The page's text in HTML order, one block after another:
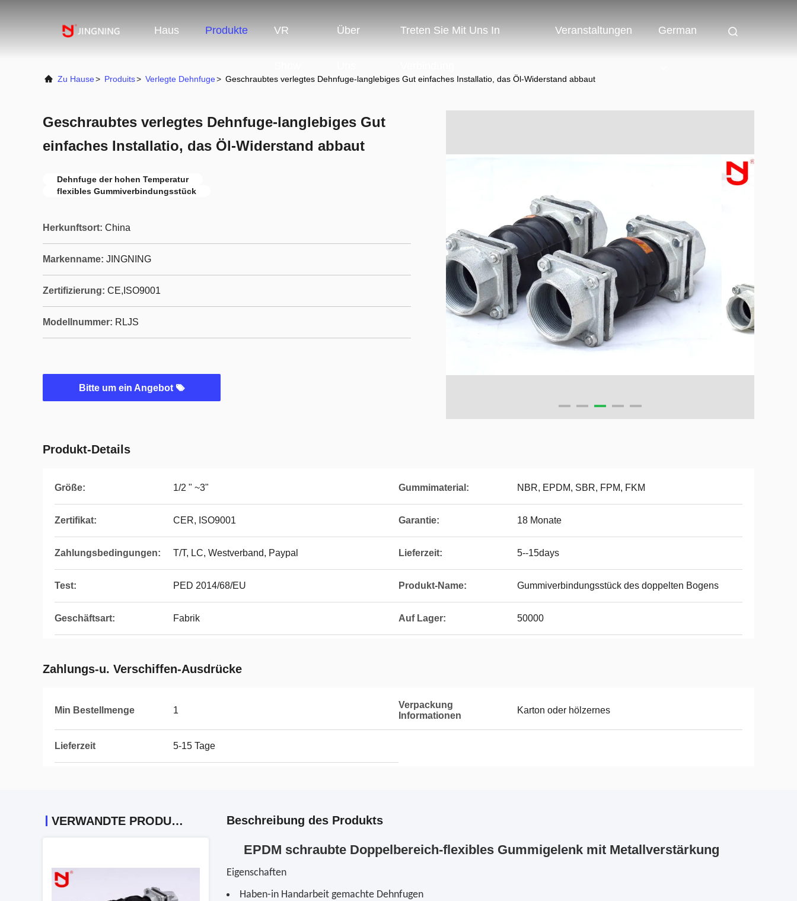
Haus Produkte VR Über Treten Sie Mit Uns In Veranstaltungen German
Zu Hause> Produits> Verlegte Dehnfuge> Geschraubtes verlegtes Dehnfuge-langlebiges Gut einfaches Installatio, das Öl-Widerstand abbaut
Geschraubtes verlegtes Dehnfuge-langlebiges Gut
einfaches Installatio, das Öl-Widerstand abbaut
Dehnfuge der hohen Temperatur
flexibles Gummiverbindungsstück
Herkunftsort: China
Markenname: JINGNING
Zertifizierung: CE,ISO9001
Modellnummer: RLJS
Bitte um ein Angebot
Produkt-Details
Größe: 1/2 " ~3" Gummimaterial: NBR, EPDM, SBR, FPM, FKM
Zertifikat: CER, ISO9001 Garantie: 18 Monate
Zahlungsbedingungen: T/T, LC, Westverband, Paypal Lieferzeit: 5--15days
Test: PED 2014/68/EU Produkt-Name: Gummiverbindungsstück des doppelten Bogens
Geschäftsart: Fabrik Auf Lager: 50000
Zahlungs-u. Verschiffen-Ausdrücke
Min Bestellmenge 1
Verpackung
Informationen
Karton oder hölzernes
Lieferzeit 5-15 Tage
VERWANDTE PRODUKTE Beschreibung des Produkts
EPDM schraubte Doppelbereich-flexibles Gummigelenk mit Metallverstärkung
Eigenschaften
Haben-in Handarbeit gemachte Dehnfugen